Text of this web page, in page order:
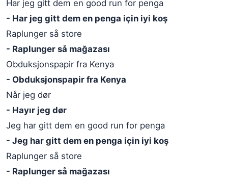
Har jeg gitt dem en good run for penga
- Har jeg gitt dem en penga için iyi koş
Raplunger så store
- Raplunger så mağazası
Obduksjonspapir fra Kenya
- Obduksjonspapir fra Kenya
Når jeg dør
- Hayır jeg dør
Jeg har gitt dem en good run for penga
- Jeg har gitt dem en penga için iyi koş
Raplunger så store
- Raplunger så mağazası